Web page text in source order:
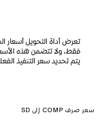
تعرض أداة التحويل أسعار
فقط، ولا تتضمن هذه
يتم تحديد سعر التنفيذ
سعر صرف COMP إلى SD